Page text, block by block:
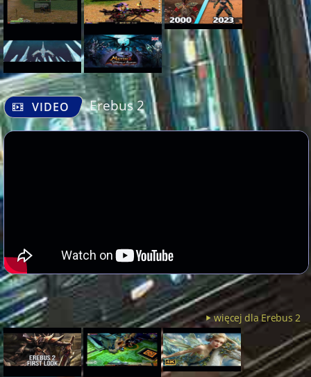
VIDEO Erebus 2
więcej dla Erebus 2